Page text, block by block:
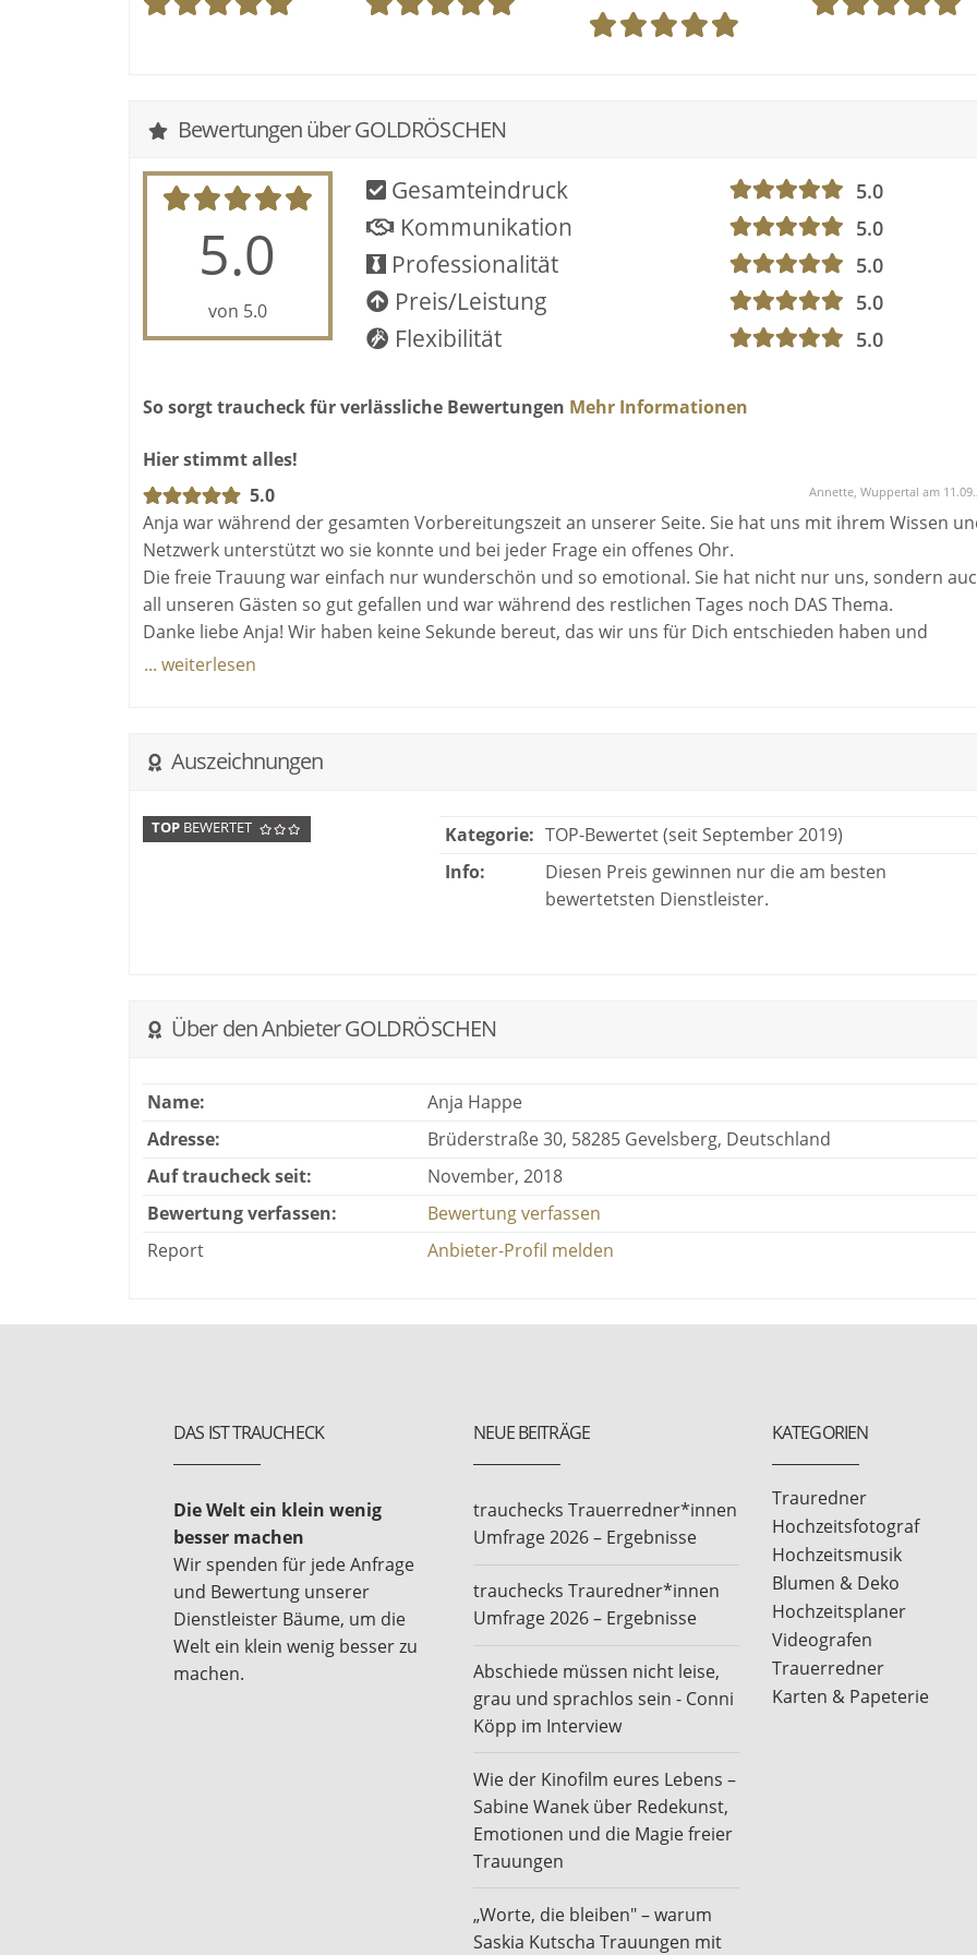
Bewertungen über GOLDRÖSCHEN
5.0
von 5.0
Gesamteindruck 5.0
Kommunikation 5.0
Professionalität 5.0
Preis/Leistung 5.0
Flexibilität 5.0
So sorgt traucheck für verlässliche Bewertungen Mehr Informationen
Hier stimmt alles!
5.0
Annette, Wuppertal am
Anja war während der gesamten Vorbereitungszeit an unserer Seite. Sie hat uns mit ihrem Wissen
Netzwerk unterstützt wo sie konnte und bei jeder Frage ein offenes Ohr.
Die freie Trauung war einfach nur wunderschön und so emotional. Sie hat nicht nur uns, sondern
all unseren Gästen so gut gefallen und war während des restlichen Tages noch DAS Thema.
Danke liebe Anja! Wir haben keine Sekunde bereut, das wir uns für Dich entschieden haben und
empfehlen Dich aus ganzem Herzen weiter!
... weiterlesen
Auszeichnungen
TOPBEWERTET Kategorie: TOP-Bewertet (seit September 2019)
Info:
Diesen Preis gewinnen nur die am besten
bewertetsten Dienstleister.
Über den Anbieter GOLDRÖSCHEN
Name:
Anja Happe
Adresse:
Brüderstraße 30, 58285 Gevelsberg, Deutschland
Auf traucheck seit:
November, 2018
Bewertung verfassen:
Bewertung verfassen
Report
Anbieter-Profil melden
DAS IST TRAUCHECK
Die Welt ein klein wenig
besser machen
Wir spenden für jede Anfrage
und Bewertung unserer
Dienstleister Bäume, um die
Welt ein klein wenig besser zu
machen.
NEUE BEITRÄGE
trauchecks Trauerredner*innen
Umfrage 2026 – Ergebnisse
trauchecks Trauredner*innen
Umfrage 2026 – Ergebnisse
Abschiede müssen nicht leise,
grau und sprachlos sein - Conni
Köpp im Interview
Wie der Kinofilm eures Lebens –
Sabine Wanek über Redekunst,
Emotionen und die Magie freier
Trauungen
„Worte, die bleiben" – warum
Saskia Kutscha Trauungen mit
KATEGORIEN
Trauredner
Hochzeitsfotograf
Hochzeitsmusik
Blumen & Deko
Hochzeitsplaner
Videografen
Trauerredner
Karten & Papeterie